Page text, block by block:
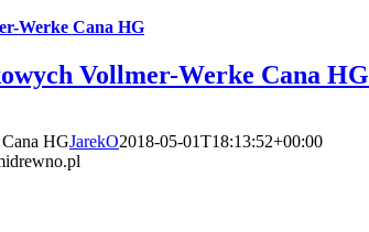
Werke Cana HG
Vollmer-Werke Cana HG
HGJarekO2018-05-01T18:13:52+00:00